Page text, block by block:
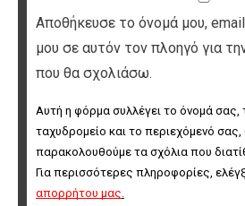
Αποθήκευσε το όνομά μου,
μου σε αυτόν τον πλοηγό για
που θα σχολιάσω.
Αυτή η φόρμα συλλέγει το όνομά σας,
ταχυδρομείο και το περιεχόμενό
παρακολουθούμε τα σχόλια που
Για περισσότερες πληροφορίες,
απορρήτου μας